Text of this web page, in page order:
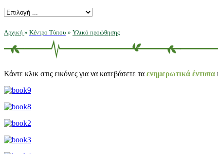
Αρχική » Κέντρο Τύπου » Υλικό προώθησης
Κάντε κλικ στις εικόνες για να κατεβάσετε τα ενημερωτικά έντυπα